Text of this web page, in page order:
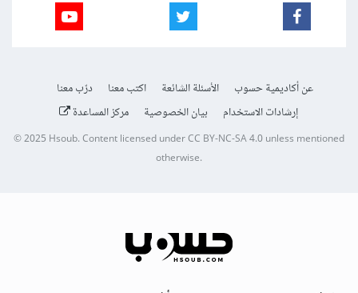
عن أكاديمية حسوب الأسئلة الشائعة اكتب معنا
درّب معنا
إرشادات الاستخدام
بيان الخصوصية مركز المساعدة
© 2025Hsoub.Content licensed underCC BY-NC-SA 4.0unless mentioned
otherwise.